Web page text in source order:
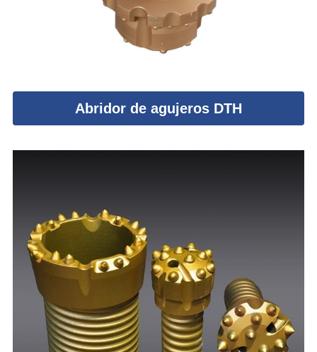
Abridor de agujeros DTH